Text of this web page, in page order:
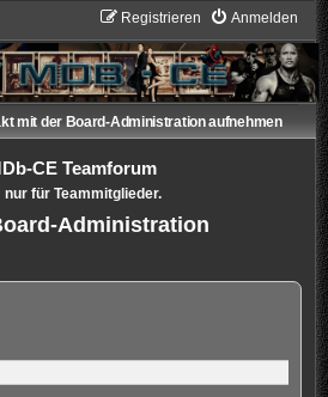
Anmelden
Registrieren
mit der Board-Administration aufnehmen
CE Teamforum
nur für Teammitglieder.
Administration